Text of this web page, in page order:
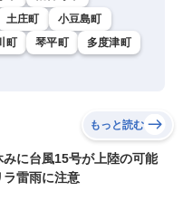
土庄町
小豆島町
町 琴平町
多度津町
もっと読む
に台風15号が上陸の可能
雷雨に注意